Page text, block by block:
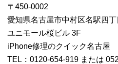
〒450-0002
愛知県名古屋市中村区名駅四
ユニモール桜ビル 3F
iPhone修理のクイック名古屋
TEL：0120-654-919 または